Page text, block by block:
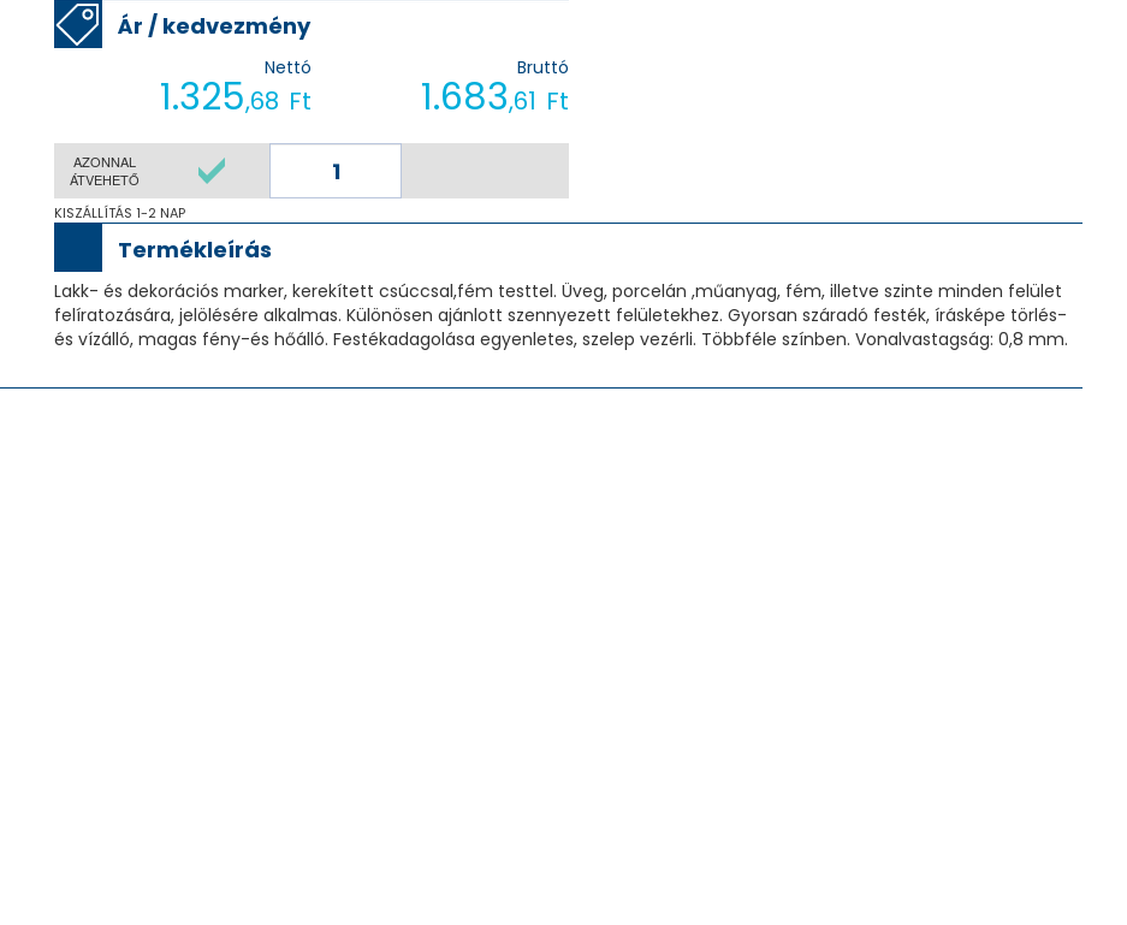
Ár / kedvezmény
Nettó
1.325,68 Ft
Bruttó
1.683,61 Ft
AZONNAL
ÁTVEHETŐ
KISZÁLLÍTÁS 1-2 NAP
Termékleírás
Lakk- és dekorációs marker, kerekített csúccsal,fém testtel. Üveg, porcelán ,műanyag, fém, illetve szinte minden felület
felíratozására, jelölésére alkalmas. Különösen ajánlott szennyezett felületekhez. Gyorsan száradó festék, írásképe törlés-
és vízálló, magas fény-és hőálló. Festékadagolása egyenletes, szelep vezérli. Többféle színben. Vonalvastagság: 0,8 mm.